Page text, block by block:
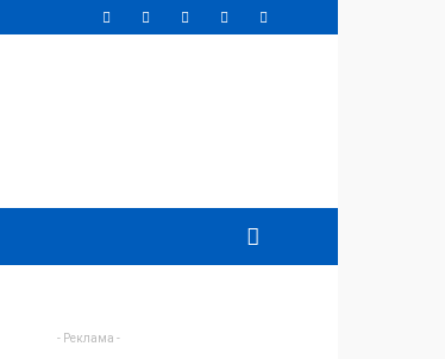
- Реклама -